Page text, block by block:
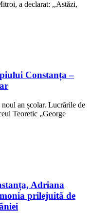
a declarat: ,,Astăzi,
Constanța –
an școlar. Lucrările de
Teoretic „George
Adriana
prilejuită de